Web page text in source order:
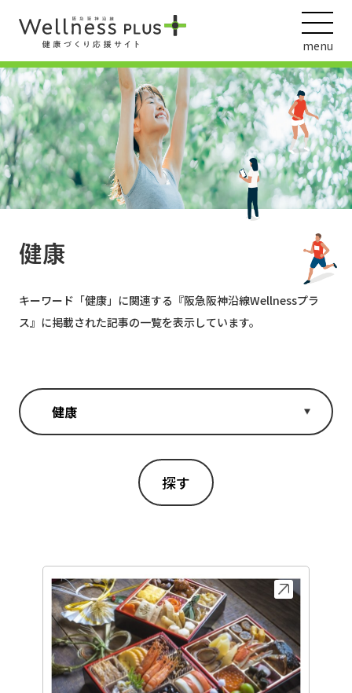
menu
健康
キーワード「健康」に関連する『阪急阪神沿線Wellnessプラ
ス』に掲載された記事の一覧を表示しています。
ウェルネス動画